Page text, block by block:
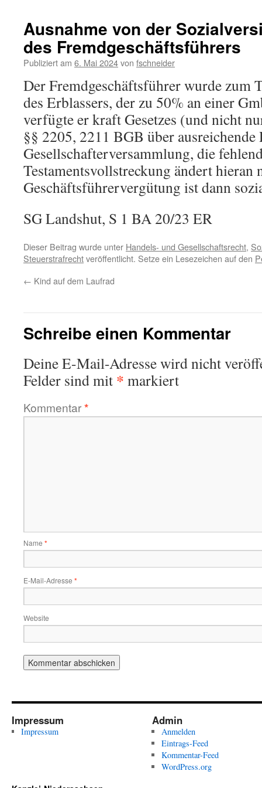
Ausnahme von der
des Fremdgeschäftsführers
Publiziert am 6. Mai 2024von fschneider
Der Fremdgeschäftsführer wurde zum
des Erblassers, der zu 50% an einer
verfügte er kraft Gesetzes (und nicht
§§ 2205, 2211 BGB über ausreichende
Gesellschafterversammlung, die
Testamentsvollstreckung ändert hieran
Geschäftsführervergütung ist dann
SG Landshut, S 1 BA 20/23 ER
Dieser Beitrag wurde unter Handels- und Gesellschaftsrecht,
Steuerstrafrechtveröffentlicht. Setze ein Lesezeichen auf den
← Kind auf dem Laufrad
Schreibe einen Kommentar
Deine E-Mail-Adresse wird nicht
Felder sind mit * markiert
Kommentar*
Name *
E-Mail-Adresse *
Website
Impressum
Impressum
Admin
Anmelden
Eintrags-Feed
Kommentar-Feed
WordPress.org